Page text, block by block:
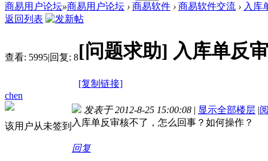
商易用户论坛»商易用户论坛 › 商易软件 › 商易软件交流 › 入库
返回列表
查看: 5995|回复: 8[问题求助] 入库单反
[复制链接]
chen
该用户从未签到
发表于 2012-8-25 15:00:08 | 显示全部楼层 |
入库单反审核不了，怎么回事？如何操作？
回复